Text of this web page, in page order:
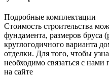
Подробные комплектации
Стоимость строительства
фундамента, размеров бруса
круглогодичного варианта
отделки. Для того, чтобы
необходимо связаться с нами
на сайте